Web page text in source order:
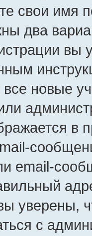
свои имя
два
вы
все новые
в
email-
уверены,
с